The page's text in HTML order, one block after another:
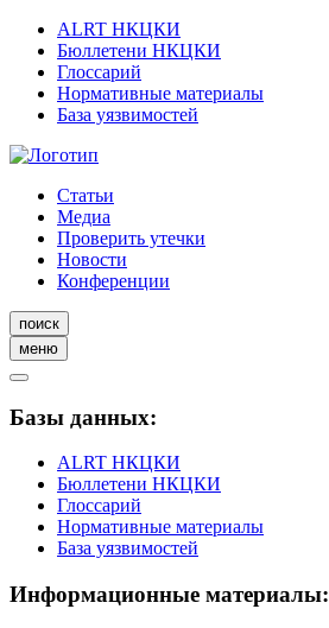
ALRT НКЦКИ
Бюллетени НКЦКИ
Глоссарий
Нормативные материалы
База уязвимостей
Статьи
Медиа
Проверить утечки
Новости
Конференции
поиск
меню
Базы данных:
ALRT НКЦКИ
Бюллетени НКЦКИ
Глоссарий
Нормативные материалы
База уязвимостей
Информационные материалы: